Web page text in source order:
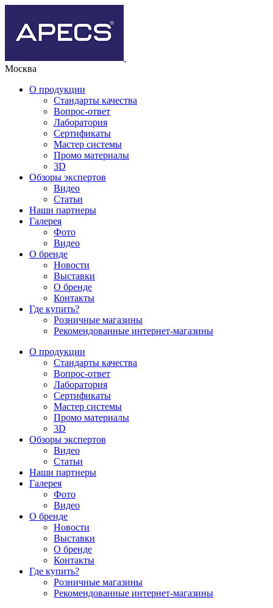
Москва
О продукции
Стандарты качества
Вопрос-ответ
Лаборатория
Сертификаты
Мастер системы
Промо материалы
3D
Обзоры экспертов
Видео
Статьи
Наши партнеры
Галерея
Фото
Видео
О бренде
Новости
Выставки
О бренде
Контакты
Где купить?
Розничные магазины
Рекомендованные интернет-магазины
О продукции
Стандарты качества
Вопрос-ответ
Лаборатория
Сертификаты
Мастер системы
Промо материалы
3D
Обзоры экспертов
Видео
Статьи
Наши партнеры
Галерея
Фото
Видео
О бренде
Новости
Выставки
О бренде
Контакты
Где купить?
Розничные магазины
Рекомендованные интернет-магазины